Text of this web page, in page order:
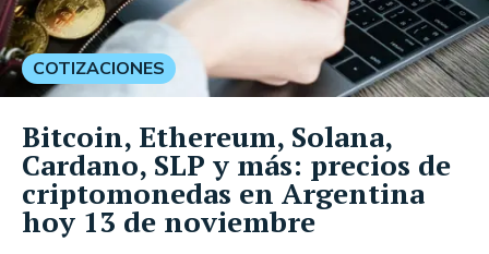
COTIZACIONES
Bitcoin, Ethereum, Solana,
Cardano, SLP y más: precios de
criptomonedas en Argentina
hoy 13 de noviembre